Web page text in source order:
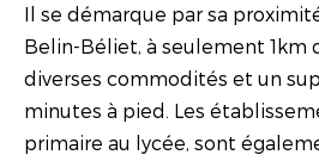
Il se démarque par sa
Belin-Béliet, à seulement 1km
diverses commodités et un
minutes à pied. Les
primaire au lycée, sont